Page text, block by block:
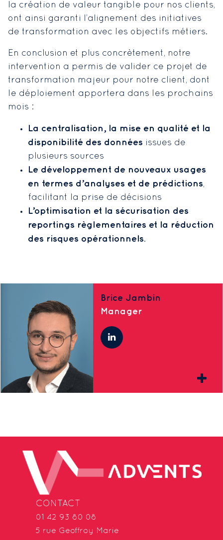
la création de valeur tangible pour nos clients,
ont ainsi garanti l’alignement des initiatives
de transformation avec les objectifs métiers.
En conclusion et plus concrètement, notre
intervention a permis de valider ce projet de
transformation majeur pour notre client, dont
le déploiement apportera dans les prochains
mois :
La centralisation, la mise en qualité et la
disponibilité des données issues de
plusieurs sources
Le développement de nouveaux usages
en termes d’analyses et de prédictions,
facilitant la prise de décisions
L’optimisation et la sécurisation des
reportings règlementaires et la réduction
des risques opérationnels.
Brice Jambin
Manager
CONTACT
01 42 93 80 08
5 rue Geoffroy Marie